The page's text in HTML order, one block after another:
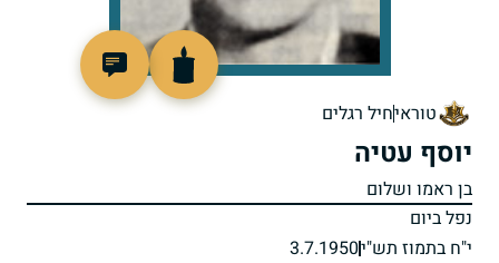
טוראיחיל רגלים
יוסף עטיה
בן ראמו ושלום
נפל ביום
י"ח בתמוז תש"י3.7.1950